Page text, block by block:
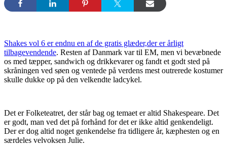
Shakes vol 6 er endnu en af de gratis glæder,der er årligt
tilbagevendende. Resten af Danmark var til EM, men vi bevæbnede
os med tæpper, sandwich og drikkevarer og fandt et godt sted på
skråningen ved søen og ventede på verdens mest outrerede kostumer
skulle dukke op på den velkendte ladcykel.
Det er Folketeatret, der står bag og temaet er altid Shakespeare. Det
er godt, man ved det på forhånd for det er ikke altid genkendeligt.
Der er dog altid noget genkendelse fra tidligere år, kæphesten og en
særdeles velvoksen Julie.